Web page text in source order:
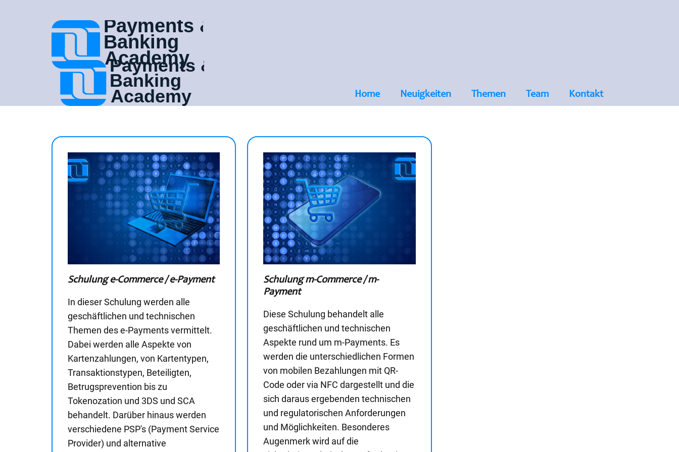
Home Neuigkeiten Themen Team Kontakt
Schulung e-Commerce / e-Payment
In dieser Schulung werden alle
geschäftlichen und technischen
Themen des e-Payments vermittelt.
Dabei werden alle Aspekte von
Kartenzahlungen, von Kartentypen,
Transaktionstypen, Beteiligten,
Betrugsprevention bis zu
Tokenozation und 3DS und SCA
behandelt. Darüber hinaus werden
verschiedene PSP's (Payment Service
Provider) und alternative
Schulung m-Commerce / m-
Payment
Diese Schulung behandelt alle
geschäftlichen und technischen
Aspekte rund um m-Payments. Es
werden die unterschiedlichen Formen
von mobilen Bezahlungen mit QR-
Code oder via NFC dargestellt und die
sich daraus ergebenden technischen
und regulatorischen Anforderungen
und Möglichkeiten. Besonderes
Augenmerk wird auf die